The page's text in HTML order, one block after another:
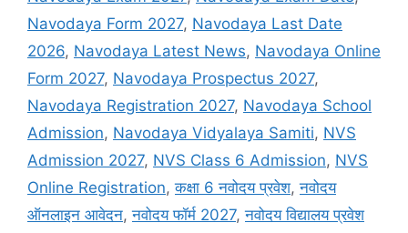
Navodaya Form 2027, Navodaya Last Date
2026, Navodaya Latest News, Navodaya Online
Form 2027, Navodaya Prospectus 2027,
Navodaya Registration 2027, Navodaya School
Admission, Navodaya Vidyalaya Samiti, NVS
Admission 2027, NVS Class 6 Admission, NVS
Online Registration,कक्षा 6 नवोदय प्रवेश,नवोदय
ऑनलाइन आवेदन,नवोदय फॉर्म 2027,नवोदय विद्यालय प्रवेश